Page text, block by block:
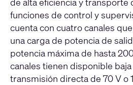
funciones de control y
cuenta con cuatro canales
una carga de potencia de
potencia máxima de hasta
canales tienen disponible
transmisión directa de 70 V o